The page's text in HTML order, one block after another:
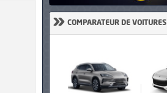
» COMPARATEUR DE VOITURES